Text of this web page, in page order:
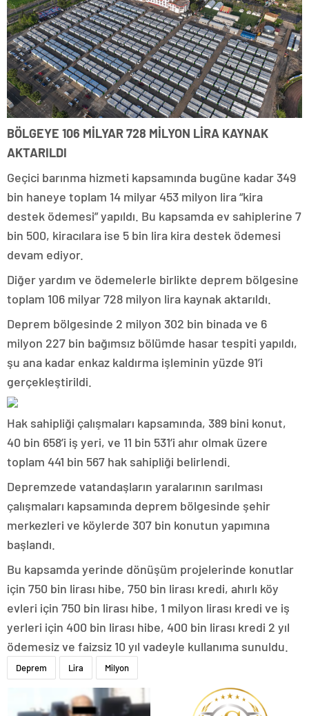
BÖLGEYE 106 MİLYAR 728 MİLYON LİRA KAYNAK
AKTARILDI
Geçici barınma hizmeti kapsamında bugüne kadar 349
bin haneye toplam 14 milyar 453 milyon lira “kira
destek ödemesi” yapıldı. Bu kapsamda ev sahiplerine 7
bin 500, kiracılara ise 5 bin lira kira destek ödemesi
devam ediyor.
Diğer yardım ve ödemelerle birlikte deprem bölgesine
toplam 106 milyar 728 milyon lira kaynak aktarıldı.
Deprem bölgesinde 2 milyon 302 bin binada ve 6
milyon 227 bin bağımsız bölümde hasar tespiti yapıldı,
şu ana kadar enkaz kaldırma işleminin yüzde 91’i
gerçekleştirildi.
Hak sahipliği çalışmaları kapsamında, 389 bini konut,
40 bin 658’i iş yeri, ve 11 bin 531’i ahır olmak üzere
toplam 441 bin 567 hak sahipliği belirlendi.
Depremzede vatandaşların yaralarının sarılması
çalışmaları kapsamında deprem bölgesinde şehir
merkezleri ve köylerde 307 bin konutun yapımına
başlandı.
Bu kapsamda yerinde dönüşüm projelerinde konutlar
için 750 bin lirası hibe, 750 bin lirası kredi, ahırlı köy
evleri için 750 bin lirası hibe, 1 milyon lirası kredi ve iş
yerleri için 400 bin lirası hibe, 400 bin lirası kredi 2 yıl
ödemesiz ve faizsiz 10 yıl vadeyle kullanıma sunuldu.
Deprem Lira Milyon